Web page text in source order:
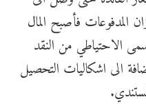
المدفوعات فأصبح المال
الاحتياطي من النقد
الى اشكاليات التحصيل